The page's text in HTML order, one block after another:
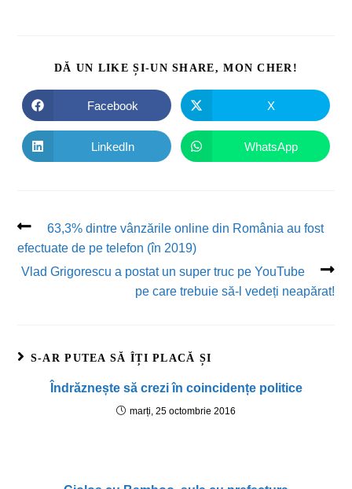
DĂ UN LIKE ȘI-UN SHARE, MON CHER!
Facebook X
LinkedIn WhatsApp
63,3% dintre vânzările online din România au fost
efectuate de pe telefon (în 2019)
Vlad Grigorescu a postat un super truc pe YouTube
pe care trebuie să-l vedeți neapărat!
S-AR PUTEA SĂ ÎȚI PLACĂ ȘI
Îndrăznește să crezi în coincidențe politice
marți, 25 octombrie 2016